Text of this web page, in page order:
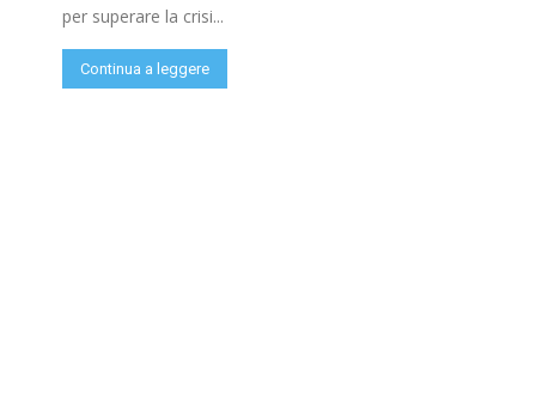
per superare la crisi...
Continua a leggere